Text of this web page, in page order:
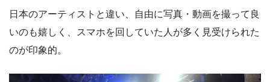
日本のアーティストと違い、自由に写真・動画を撮って良
いのも嬉しく、スマホを回していた人が多く見受けられた
のが印象的。